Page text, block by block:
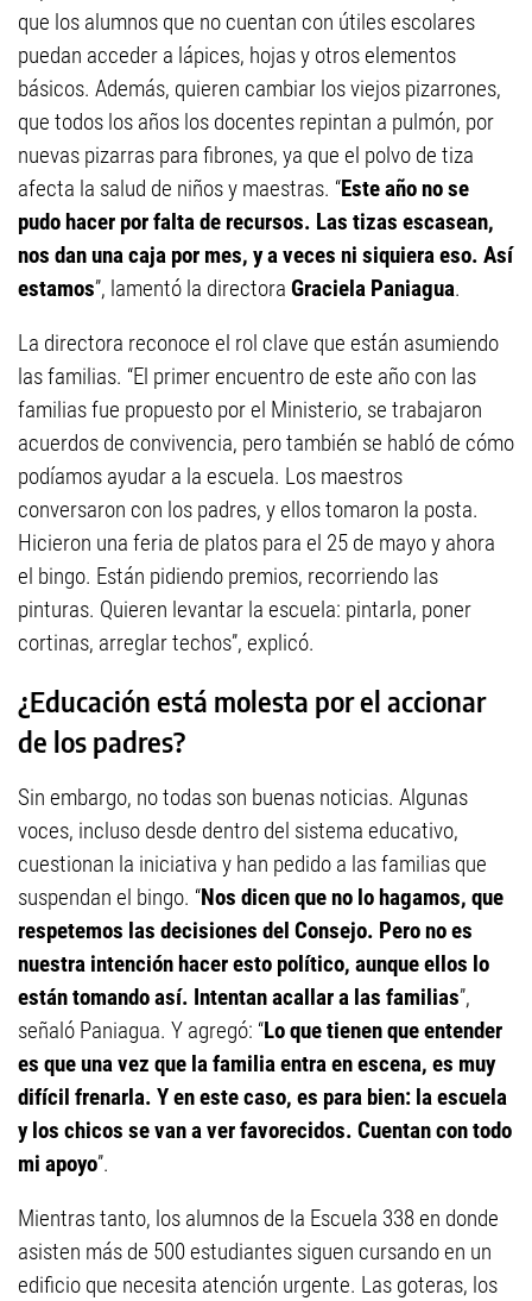
que los alumnos que no cuentan con útiles escolares
puedan acceder a lápices, hojas y otros elementos
básicos. Además, quieren cambiar los viejos pizarrones,
que todos los años los docentes repintan a pulmón, por
nuevas pizarras para fibrones, ya que el polvo de tiza
afecta la salud de niños y maestras. “Este año no se
pudo hacer por falta de recursos. Las tizas escasean,
nos dan una caja por mes, y a veces ni siquiera eso. Así
estamos”, lamentó la directora Graciela Paniagua.
La directora reconoce el rol clave que están asumiendo
las familias. “El primer encuentro de este año con las
familias fue propuesto por el Ministerio, se trabajaron
acuerdos de convivencia, pero también se habló de cómo
podíamos ayudar a la escuela. Los maestros
conversaron con los padres, y ellos tomaron la posta.
Hicieron una feria de platos para el 25 de mayo y ahora
el bingo. Están pidiendo premios, recorriendo las
pinturas. Quieren levantar la escuela: pintarla, poner
cortinas, arreglar techos”, explicó.
¿Educación está molesta por el accionar
de los padres?
Sin embargo, no todas son buenas noticias. Algunas
voces, incluso desde dentro del sistema educativo,
cuestionan la iniciativa y han pedido a las familias que
suspendan el bingo. “Nos dicen que no lo hagamos, que
respetemos las decisiones del Consejo. Pero no es
nuestra intención hacer esto político, aunque ellos lo
están tomando así. Intentan acallar a las familias”,
señaló Paniagua. Y agregó: “Lo que tienen que entender
es que una vez que la familia entra en escena, es muy
difícil frenarla. Y en este caso, es para bien: la escuela
y los chicos se van a ver favorecidos. Cuentan con todo
mi apoyo”.
Mientras tanto, los alumnos de la Escuela 338 en donde
asisten más de 500 estudiantes siguen cursando en un
edificio que necesita atención urgente. Las goteras, los